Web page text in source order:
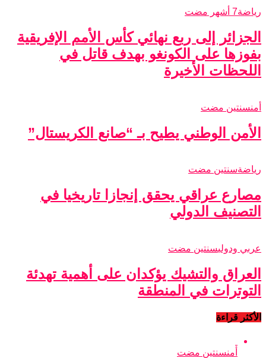
رياضة7 أشهر مضت
الجزائر إلى ربع نهائي كأس الأمم الإفريقية
بفوزها على الكونغو بهدف قاتل في
اللحظات الأخيرة
أمنسنتين مضت
الأمن الوطني يطيح بـ “صانع الكريستال”
رياضةسنتين مضت
مصارع عراقي يحقق إنجازا تاريخيا في
التصنيف الدولي
عربي ودوليسنتين مضت
العراق والتشيك يؤكدان على أهمية تهدئة
التوترات في المنطقة
الأكثر قراءة
أمنسنتين مضت